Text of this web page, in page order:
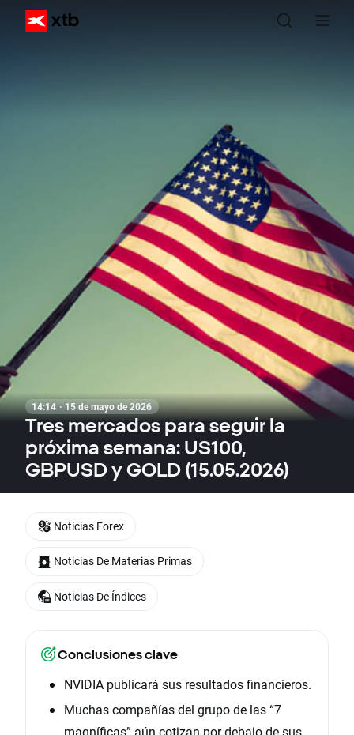
14:14 · 15 de mayo de 2026
Tres mercados para seguir la
próxima semana: US100,
GBPUSD y GOLD (15.05.2026)
Conclusiones clave
NVIDIA publicará sus resultados financieros.
Muchas compañías del grupo de las “7
magníficas” aún cotizan por debajo de sus
Noticias Forex
Noticias De Materias Primas
Noticias De Índices